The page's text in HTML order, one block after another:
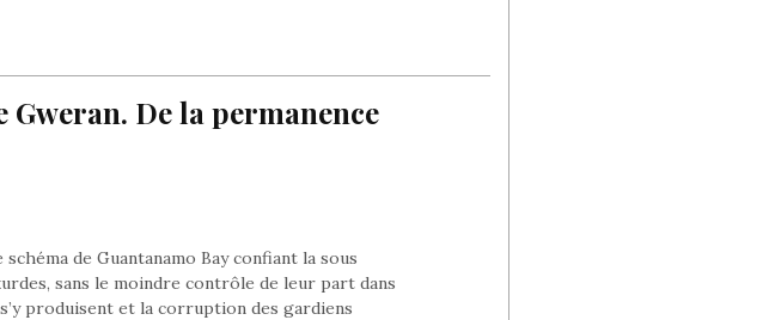
Gweran. De la permanence
de Guantanamo Bay confiant la sous
sans le moindre contrôle de leur part dans
produisent et la corruption des gardiens